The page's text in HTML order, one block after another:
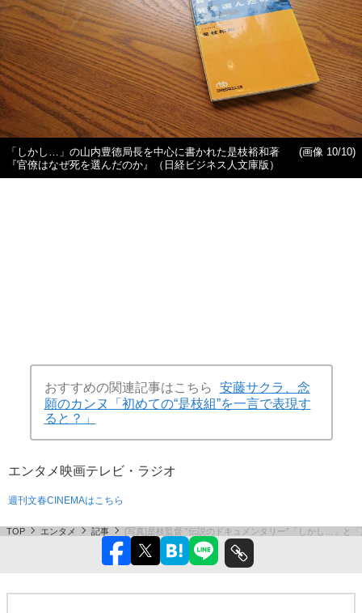
「しかし…」の山内豊德局長を中心に書かれた是枝裕和著
『官僚はなぜ死を選んだのか』（日経ビジネス人文庫版）
(画像 10/10)
おすすめの関連記事はこちら
安藤サクラ、念
願のカンヌ「初めての“是枝組”を一言で表現す
ると？」
エンタメ 映画テレビ・ラジオ
週刊文春CINEMAはこちら
TOP エンタメ 記事 [写真]是枝監督 “伝説のドキュメンタリー”「しかし…」と